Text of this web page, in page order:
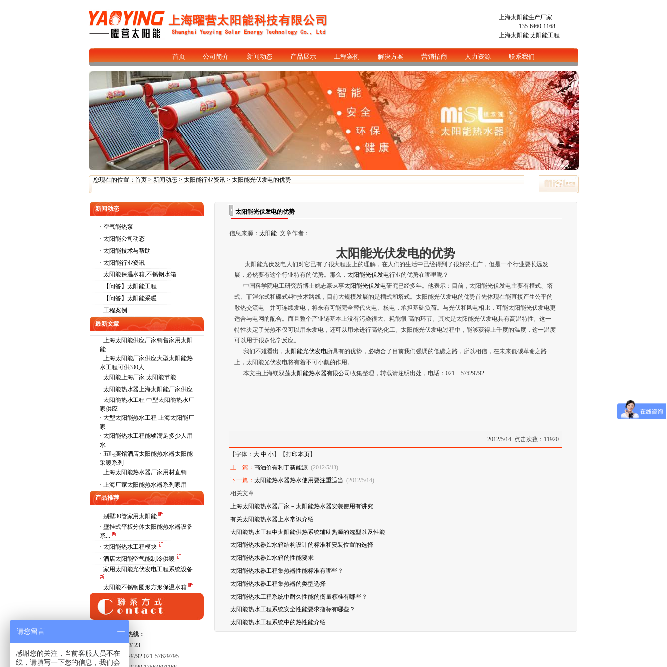
上海太阳能生产厂家
135-6460-1168
上海太阳能 太阳能工程
首页 公司简介 新闻动态 产品展示 工程案例 解决方案 营销招商 人力资源 联系我们
您现在的位置： 首页> 新闻动态> 太阳能行业资讯> 太阳能光伏发电的优势
新闻动态
· 空气能热泵
· 太阳能公司动态
· 太阳能技术与帮助
· 太阳能行业资讯
· 太阳能保温水箱,不锈钢水箱
· 【问答】太阳能工程
· 【问答】太阳能采暖
· 工程案例
最新文章
· 上海太阳能供应厂家销售家用太阳
能
· 上海太阳能厂家供应大型太阳能热
水工程可供300人
· 太阳能上海厂家 太阳能节能
· 太阳能热水器上海太阳能厂家供应
· 太阳能热水工程 中型太阳能热水厂
家供应
· 大型太阳能热水工程 上海太阳能厂
家
· 太阳能热水工程能够满足多少人用
水
· 五吨宾馆酒店太阳能热水器太阳能
采暖系列
· 上海太阳能热水器厂家用材直销
· 上海厂家太阳能热水器系列家用
产品推荐
· 别墅30管家用太阳能
· 壁挂式平板分体太阳能热水器设备
系...
· 太阳能热水工程模块
· 酒店太阳能空气能制冷供暖
· 家用太阳能光伏发电工程系统设备
· 太阳能不锈钢圆形方形保温水箱
全国服务热线：
15821413123
021-57629792 021-57629795
太阳能光伏发电的优势
信息来源： 太阳能 文章作者：
太阳能光伏发电的优势
太阳能光伏发电人们对它已有了很大程度上的理解，在人们的生活中已经得到了很好的推广，但是一个行业要长远发
展，必然要有这个行业特有的优势。那么， 太阳能光伏发电行业的优势在哪里呢？
中国科学院电工研究所博士姚志豪从事太阳能光伏发电研究已经多年。他表示：目前，太阳能光伏发电主要有槽式、塔
式、菲涅尔式和碟式4种技术路线，目前大规模发展的是槽式和塔式。太阳能光伏发电的优势首先体现在能直接产生公平的
散热交流电，并可连续发电，将来有可能完全替代火电、核电，承担基础负荷。与光伏和风电相比，可能太阳能光伏发电更
适合与电网的配合。而且整个产业链基本上没有污染很大、耗能很 高的环节。其次是太阳能光伏发电具有高温特性。这一
特性决定了光热不仅可以用来发电，还可以用来进行高热化工。太阳能光伏发电过程中，能够获得上千度的温度，这一温度
可以用于很多化学反应。
我们不难看出， 太阳能光伏发电所具有的优势，必吻合了目前我们强调的低碳之路，所以相信，在未来低碳革命之路
上，太阳能光伏发电将有着不可小觑的作用。
本文由上海镁双莲太阳能热水器有限公司 收集整理，转载请注明出处，电话：021—57629792
2012/5/14 点击次数：11920
【字体： 大 中 小】【打印本页】
上一篇： 高油价有利于新能源 (2012/5/13)
下一篇： 太阳能热水器热水使用要注重适当 (2012/5/14)
相关文章
上海太阳能热水器厂家－太阳能热水器安装使用有讲究
有关太阳能热水器上水常识介绍
太阳能热水工程中太阳能供热系统辅助热源的选型以及性能
太阳能热水器贮水箱结构设计的标准和安装位置的选择
太阳能热水器贮水箱的性能要求
太阳能热水器工程集热器性能标准有哪些？
太阳能热水器工程集热器的类型选择
太阳能热水工程系统中耐久性能的衡量标准有哪些？
太阳能热水工程系统安全性能要求指标有哪些？
太阳能热水工程系统中的热性能介绍
请您留言
感谢您的关注，当前客服人员不在
线，请填写一下您的信息，我们会